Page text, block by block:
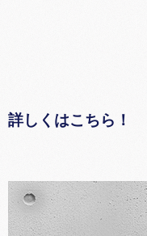
詳しくはこちら！